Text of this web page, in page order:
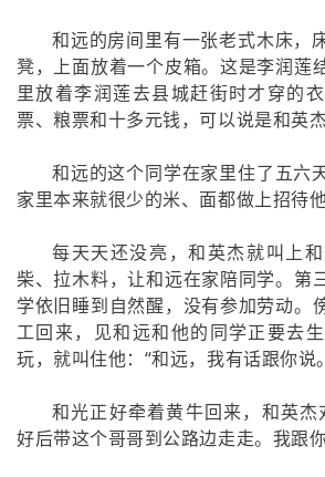
和远的房间里有一张老式木床，
凳，上面放着一个皮箱。这是李润莲
里放着李润莲去县城赶街时才穿的
票、粮票和十多元钱，可以说是和英
和远的这个同学在家里住了五六
家里本来就很少的米、面都做上招待他
每天天还没亮，和英杰就叫上
柴、拉木料，让和远在家陪同学。第
学依旧睡到自然醒，没有参加劳动。
工回来，见和远和他的同学正要去
玩，就叫住他：“和远，我有话跟你说
和光正好牵着黄牛回来，和英杰
好后带这个哥哥到公路边走走。我跟